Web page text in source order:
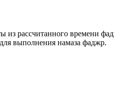
рассчитанного времени
выполнения намаза фаджр.